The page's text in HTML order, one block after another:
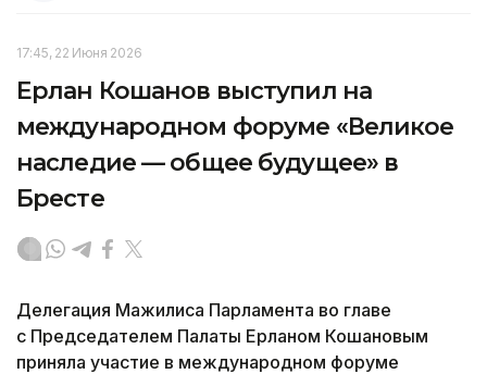
17:45, 22 Июня 2026
Ерлан Кошанов выступил на
международном форуме «Великое
наследие — общее будущее» в
Бресте
Делегация Мажилиса Парламента во главе
с Председателем Палаты Ерланом Кошановым
приняла участие в международном форуме